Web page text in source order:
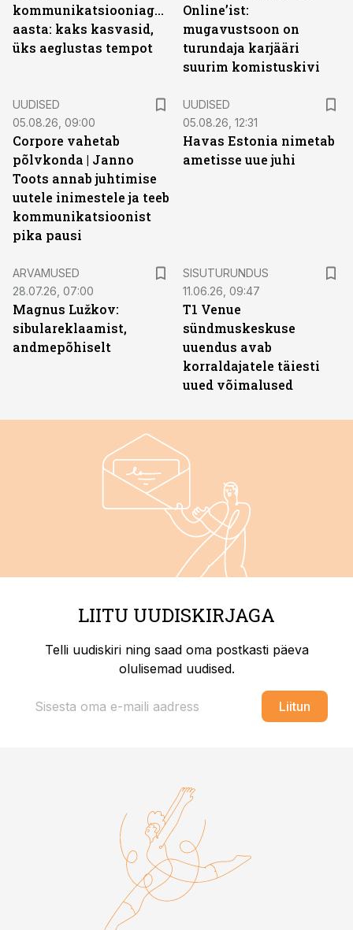
kommunikatsiooniagentuuride
aasta: kaks kasvasid,
üks aeglustas tempot
Online’ist:
mugavustsoon on
turundaja karjääri
suurim komistuskivi
UUDISED
05.08.26, 09:00
Corpore vahetab
põlvkonda | Janno
Toots annab juhtimise
uutele inimestele ja teeb
kommunikatsioonist
pika pausi
UUDISED
05.08.26, 12:31
Havas Estonia nimetab
ametisse uue juhi
ARVAMUSED
28.07.26, 07:00
Magnus Lužkov:
sibulareklaamist,
andmepõhiselt
SISUTURUNDUS
11.06.26, 09:47
T1 Venue
sündmuskeskuse
uuendus avab
korraldajatele täiesti
uued võimalused
LIITU UUDISKIRJAGA
Telli uudiskiri ning saad oma postkasti päeva
olulisemad uudised.
Liitun